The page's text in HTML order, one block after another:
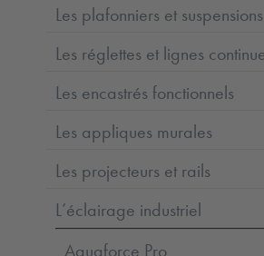
Les plafonniers et
Les réglettes et lignes
Les encastrés fonctionnels
Les appliques murales
Les projecteurs et rails
L’éclairage industriel
Aquaforce Pro